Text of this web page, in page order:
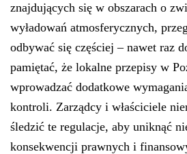
znajdujących się w obszarach o
wyładowań atmosferycznych,
odbywać się częściej – nawet raz
pamiętać, że lokalne przepisy w
wprowadzać dodatkowe
kontroli. Zarządcy i właściciele
śledzić te regulacje, aby uniknąć
konsekwencji prawnych i